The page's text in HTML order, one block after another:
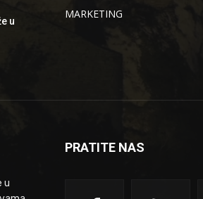
u
MARKETING
u
PRATITE NAS